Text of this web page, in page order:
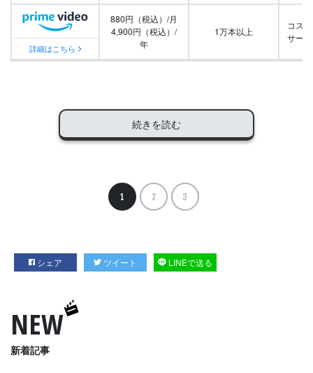
詳細はこちら
880円（税込）/月
4,900円（税込）/
年
1万本以上
コス
サー
続きを読む
1 2 3
シェア ツイート LINEで送る
NEW
新着記事